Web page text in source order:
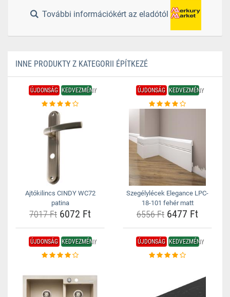
További információkért az eladótól
INNE PRODUKTY Z KATEGORII ÉPÍTKEZÉ
ÚJDONSÁG KEDVEZMÉNY
Ajtókilincs CINDY WC72
patina
7017 Ft 6072 Ft
ÚJDONSÁG KEDVEZMÉNY
Szegélylécek Elegance LPC-
18-101 fehér matt
6556 Ft 6477 Ft
ÚJDONSÁG KEDVEZMÉNY ÚJDONSÁG KEDVEZMÉNY